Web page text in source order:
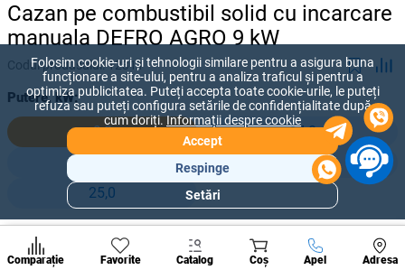
Cazan pe combustibil solid cu incarcare
manuala DEFRO AGRO 9 kW
Codul produsului:12311
Putere, kW:
9,0
14,0
20,0
25,0
30 910 lei
28 100 lei +
Comparație Favorite Catalog Coș Apel Adresa
A suna
populare
de
Folosim cookie-uri și tehnologii similare pentru a asigura buna
funcționare a site-ului, pentru a analiza traficul și pentru a
optimiza publicitatea. Puteți accepta toate cookie-urile, le puteți
refuza sau puteți configura setările de confidențialitate după
cum doriți.Informații despre cookie
Accept
Respinge
Setări